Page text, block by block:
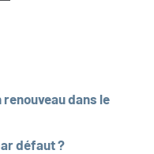
dans le
défaut ?